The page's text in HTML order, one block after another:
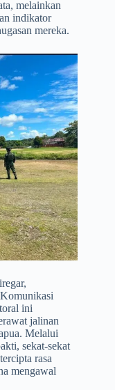
melainkan
indikator
mereka.
ini
jalinan
Melalui
sekat-sekat
rasa
mengawal